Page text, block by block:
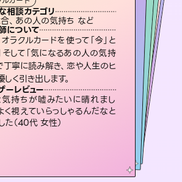
相談カテゴリ
、あの人の気持ち など
について
ラクルカードを使って「今」と
そして「気になるあの人の気持
丁寧に読み解き、恋や人生のヒ
しく引き出します。
ーレビュー
持ちが嘘みたいに晴れまし
く視えていらっしゃるんだなと
た（40代 女性）
得意な相談カテゴリ
愛総合、片想い、二人の未来 など
占い師について
縁、恋愛、不倫の行方、同性愛や片
い、仕事関係や借金問題まで知りた
ことや心の負担になっていることを
き、背中をそっと押して導きます。
ユーザーレビュー
感のあり、言い切ってくれる所や濁
い鑑定のおかげで、毎回自分の気
を整えられます（30代 男性）
スピリチュアル・リーディング
得意な相談カテゴリ
片想い、二人の未来、年の差 など
占い師について
連絡再開、復縁、成就などの報告実績
多数。セラピストとして2万超の施術経
験があるからこそできる鑑定で、より良
い未来をサポートします。
ユーザーレビュー
とても心温まる鑑定でした。しかもこち
らは何も言っていないのに視えていらっ
しゃるんだなと驚きです（30代女性）
スピリチュアル・リーディング
得意な相談カテゴリ
片想い、あの人の気持ち、復縁 など
占い師について
3,700年以上の歴史を持つ東洋最古の占術「易占」で詳細まで占い、幸せへ向かう道筋を示します。厳しい結果にも具体的な対策をお伝えします。
ユーザーレビュー
複雑な背景もしっかり聞いて鑑定して
いただけました。気持ちが楽になりまし
た（50代 女性）
スピリチュアル・リーディング
得意な相談カテゴリ
片想い、あの人の気持ち、復縁 など
占い師について
恋愛のお悩みの中でも特に「曖昧な関
係」の相談を得意としており、友達以上
恋人未満なお相手との今後や本音を丁
寧に読み解き恋愛成就へと導きます。
ユーザーレビュー
鑑定していただいてアドバイス通りに行
動すると仲が復活してきました。ありが
とうございました（40代 女性）
霊視・オーラ 心理学
スピリチュアル・リーディング
得意な相談カテゴリ
出逢い、片想い、復縁 など
占い師について
未来には何パターンもの選択肢があり
ます。不安で視えにくくなっているあな
たの素敵な未来を見つけ、その未来を
選択できるようアドバイスします。
ユーザーレビュー
職場の人の性質や人間関係、本心など
本当によく視えていてびっくり。対策が
打てて前向きになれます（40代）